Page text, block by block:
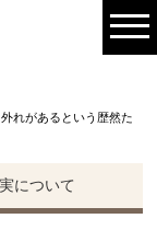
れがあるという歴然た
について